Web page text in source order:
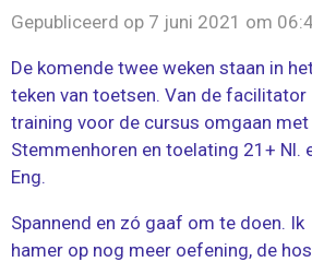
Gepubliceerd op 7 juni 2021 om
De komende twee weken staan in
teken van toetsen. Van de facilitator
training voor de cursus omgaan met
Stemmenhoren en toelating 21+ Nl.
Eng.
Spannend en zó gaaf om te doen. Ik
hamer op nog meer oefening, de